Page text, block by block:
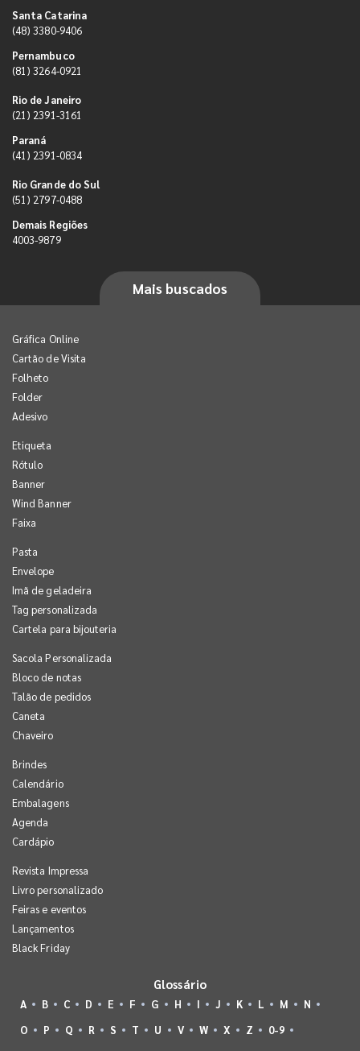
Santa Catarina
(48) 3380-9406
Pernambuco
(81) 3264-0921
Rio de Janeiro
(21) 2391-3161
Paraná
(41) 2391-0834
Rio Grande do Sul
(51) 2797-0488
Demais Regiões
4003-9879
Mais buscados
Gráfica Online
Cartão de Visita
Folheto
Folder
Adesivo
Etiqueta
Rótulo
Banner
Wind Banner
Faixa
Pasta
Envelope
Imã de geladeira
Tag personalizada
Cartela para bijouteria
Sacola Personalizada
Bloco de notas
Talão de pedidos
Caneta
Chaveiro
Brindes
Calendário
Embalagens
Agenda
Cardápio
Revista Impressa
Livro personalizado
Feiras e eventos
Lançamentos
Black Friday
Glossário
A B C D E F G H I J K L M
N
O
P Q R S T U V W X Z 0-9